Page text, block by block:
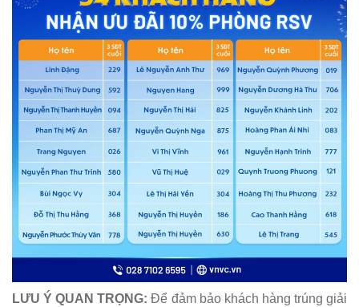
LƯU Ý QUAN TRỌNG:Để đảm bảo khách hàng trúng giải